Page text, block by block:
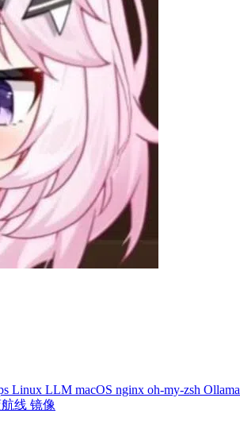
Linux LLM macOS nginx oh-my-zsh Ollama
线 镜像